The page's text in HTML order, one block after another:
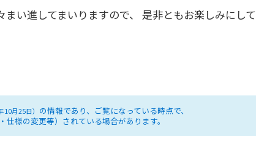
い進してまいりますので、 是非ともお楽しみにして
10月25日）
の情報であり、ご覧になっている時点で、
様の変更等）されている場合があります。